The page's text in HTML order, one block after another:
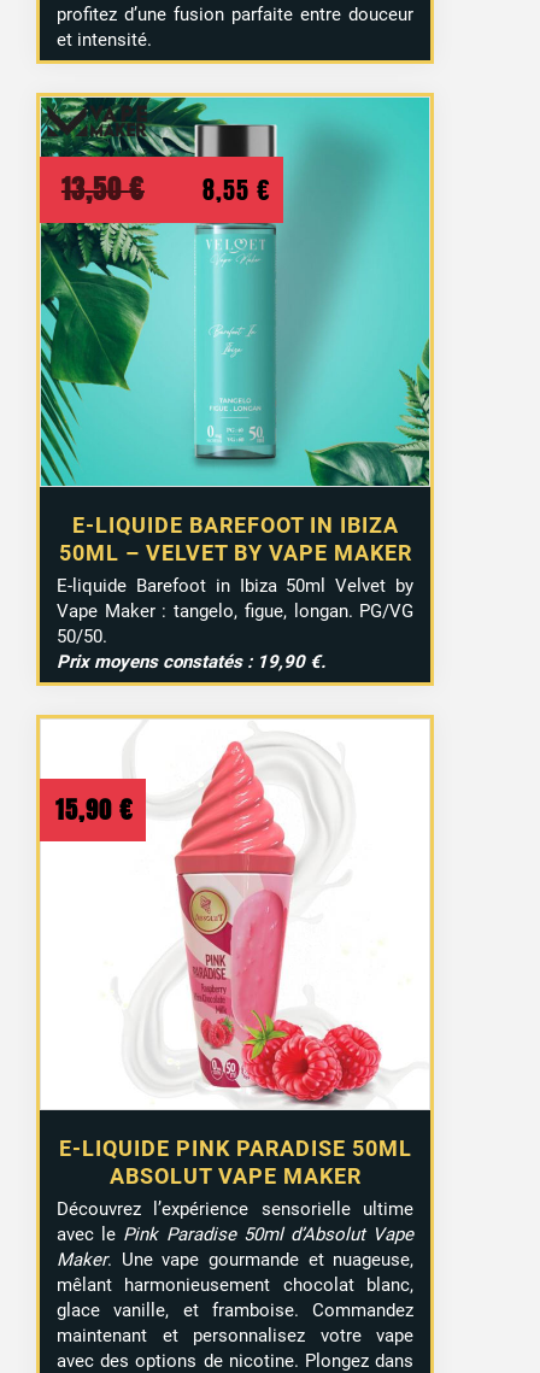
profitez d’une fusion parfaite entre douceur
et intensité.
E-LIQUIDE BAREFOOT IN IBIZA
50ML – VELVET BY VAPE MAKER
13,50€
Le
prix
initial
était :
13,50 €.
8,55 €
prix
E-liquide Barefoot in Ibiza 50ml Velvet by
Vape Maker : tangelo, figue, longan. PG/VG
50/50.
Prix moyens constatés : 19,90 €.
E-LIQUIDE PINK PARADISE 50ML
ABSOLUT VAPE MAKER
15,90 €
Découvrez l’expérience sensorielle ultime
avec le Pink Paradise 50ml d’Absolut Vape
Maker. Une vape gourmande et nuageuse,
mêlant harmonieusement chocolat blanc,
glace vanille, et framboise. Commandez
maintenant et personnalisez votre vape
avec des options de nicotine. Plongez dans